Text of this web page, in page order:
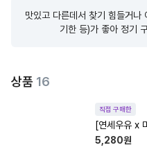
맛있고 다른데서 찾기 힘들거나
기한 등)가 좋아 정기
상품 16
직접 구매한
[연세우유 x
5,280원